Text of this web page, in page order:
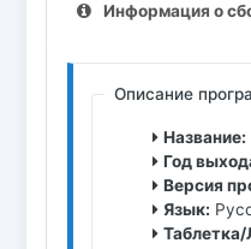
Информация о
Описание
Название:
Год
Версия
Язык:
Таблетка/